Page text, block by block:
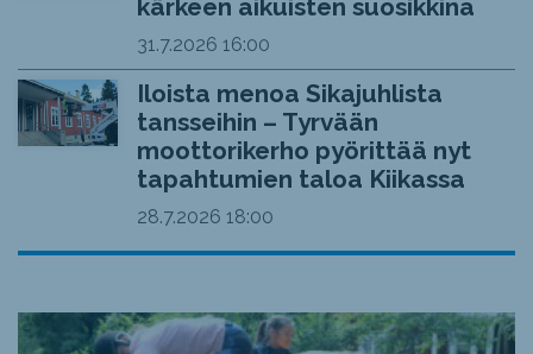
kärkeen aikuisten suosikkina
31.7.2026 16:00
Iloista menoa Sikajuhlista
tansseihin – Tyrvään
moottorikerho pyörittää nyt
tapahtumien taloa Kiikassa
28.7.2026 18:00